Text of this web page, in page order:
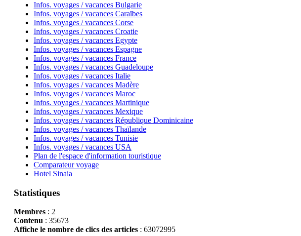
Infos. voyages / vacances Bulgarie
Infos. voyages / vacances Caraïbes
Infos. voyages / vacances Corse
Infos. voyages / vacances Croatie
Infos. voyages / vacances Egypte
Infos. voyages / vacances Espagne
Infos. voyages / vacances France
Infos. voyages / vacances Guadeloupe
Infos. voyages / vacances Italie
Infos. voyages / vacances Madère
Infos. voyages / vacances Maroc
Infos. voyages / vacances Martinique
Infos. voyages / vacances Mexique
Infos. voyages / vacances République Dominicaine
Infos. voyages / vacances Thaïlande
Infos. voyages / vacances Tunisie
Infos. voyages / vacances USA
Plan de l'espace d'information touristique
Comparateur voyage
Hotel Sinaia
Statistiques
Membres: 2
Contenu : 35673
Affiche le nombre de clics des articles: 63072995